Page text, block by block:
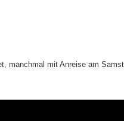
manchmal mit Anreise am